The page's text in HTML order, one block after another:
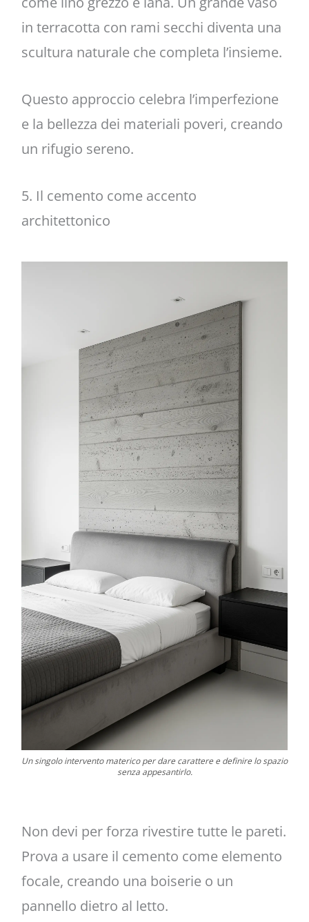
in terracotta con rami secchi diventa una
scultura naturale che completa l’insieme.
Questo approccio celebra l’imperfezione
e la bellezza dei materiali poveri, creando
un rifugio sereno.
5. Il cemento come accento
architettonico
Un singolo intervento materico per dare carattere e definire lo spazio
senza appesantirlo.
Non devi per forza rivestire tutte le pareti.
Prova a usare il cemento come elemento
focale, creando una boiserie o un
pannello dietro al letto.